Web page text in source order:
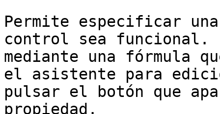
Permite especificar
control sea funcional.
mediante una fórmula
el asistente para
pulsar el botón que
propiedad.